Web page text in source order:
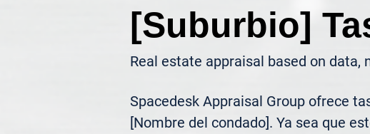
[Suburbio]
Real estate appraisal based on data,
Spacedesk Appraisal Group ofrece
[Nombre del condado]. Ya sea que